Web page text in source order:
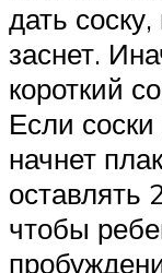
дать
заснет.
короткий
Если
начнет
оставлять
чтобы